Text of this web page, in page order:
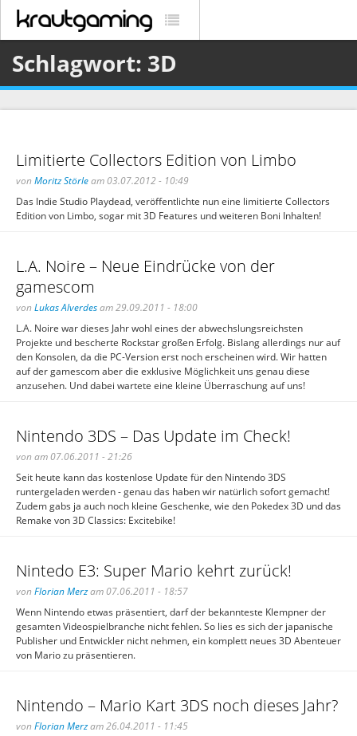
Schlagwort: 3D
Limitierte Collectors Edition von Limbo
von Moritz Störleam 03.07.2012 - 10:49
Das Indie Studio Playdead, veröffentlichte nun eine limitierte Collectors
Edition von Limbo, sogar mit 3D Features und weiteren Boni Inhalten!
L.A. Noire – Neue Eindrücke von der
gamescom
von Lukas Alverdesam 29.09.2011 - 18:00
L.A. Noire war dieses Jahr wohl eines der abwechslungsreichsten
Projekte und bescherte Rockstar großen Erfolg. Bislang allerdings nur auf
den Konsolen, da die PC-Version erst noch erscheinen wird. Wir hatten
auf der gamescom aber die exklusive Möglichkeit uns genau diese
anzusehen. Und dabei wartete eine kleine Überraschung auf uns!
Nintendo 3DS – Das Update im Check!
von am 07.06.2011 - 21:26
Seit heute kann das kostenlose Update für den Nintendo 3DS
runtergeladen werden - genau das haben wir natürlich sofort gemacht!
Zudem gabs ja auch noch kleine Geschenke, wie den Pokedex 3D und das
Remake von 3D Classics: Excitebike!
Nintedo E3: Super Mario kehrt zurück!
von Florian Merzam 07.06.2011 - 18:57
Wenn Nintendo etwas präsentiert, darf der bekannteste Klempner der
gesamten Videospielbranche nicht fehlen. So lies es sich der japanische
Publisher und Entwickler nicht nehmen, ein komplett neues 3D Abenteuer
von Mario zu präsentieren.
Nintendo – Mario Kart 3DS noch dieses Jahr?
von Florian Merzam 26.04.2011 - 11:45